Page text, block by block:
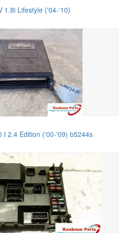
1.8i Lifestyle ('04-'10)
I 2.4 Edition ('00-'09) b5244s